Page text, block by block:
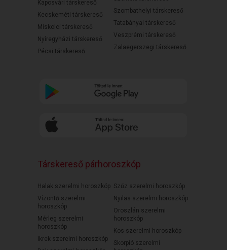
Kaposvári társkereső
Kecskeméti társkereső
Miskolci társkereső
Nyíregyházi társkereső
Pécsi társkereső
Szombathelyi társkereső
Tatabányai társkereső
Veszprémi társkereső
Zalaegerszegi társkereső
Társkereső párhoroszkóp
Halak szerelmi horoszkóp
Vízöntő szerelmi
horoszkóp
Mérleg szerelmi
horoszkóp
Ikrek szerelmi horoszkóp
Szűz szerelmi horoszkóp
Nyilas szerelmi horoszkóp
Oroszlán szerelmi
horoszkóp
Kos szerelmi horoszkóp
Skorpió szerelmi